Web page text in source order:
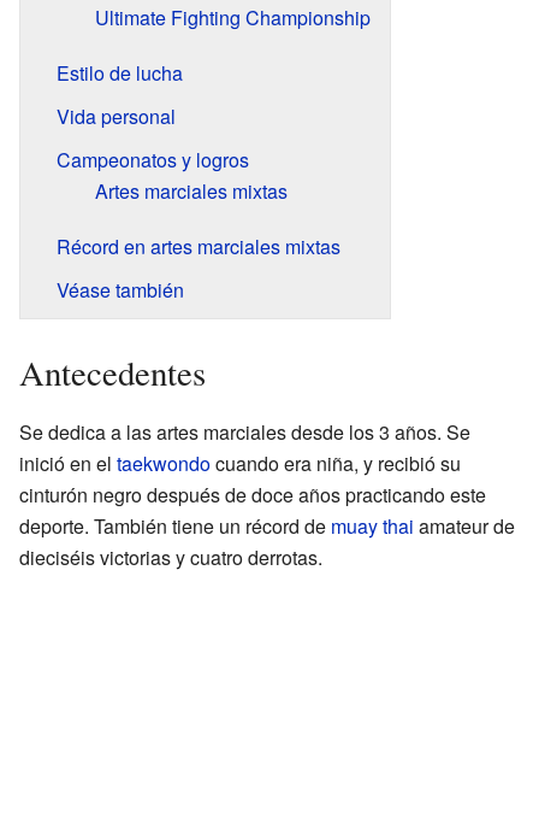
Ultimate Fighting Championship
Estilo de lucha
Vida personal
Campeonatos y logros
Artes marciales mixtas
Récord en artes marciales mixtas
Véase también
Antecedentes
Se dedica a las artes marciales desde los 3 años. Se
inició en el taekwondocuando era niña, y recibió su
cinturón negro después de doce años practicando este
deporte. También tiene un récord de muay thai amateur de
dieciséis victorias y cuatro derrotas.